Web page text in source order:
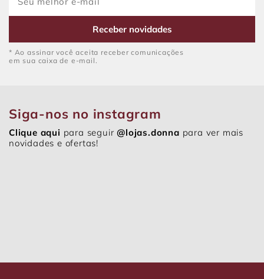
Receber novidades
* Ao assinar você aceita receber comunicações
em sua caixa de e-mail.
Siga-nos no instagram
Clique aqui para seguir@lojas.donna para ver mais
novidades e ofertas!